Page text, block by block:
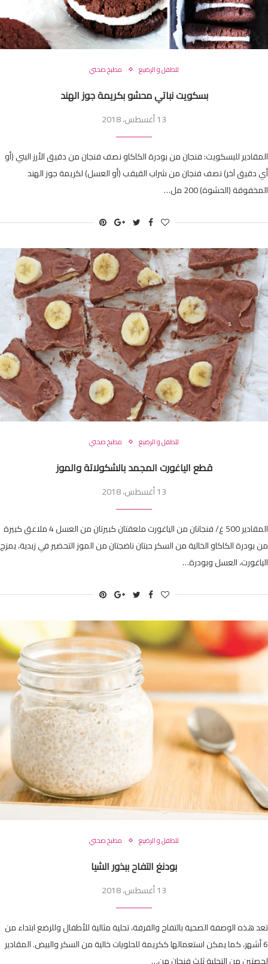
للطفل و الرضيع مطبخ صحتي
بسكويت نباتي محشو بكريمة جوز الهند
13 أغسطس، 2018
المقادير للبسكويت: فنجان من بودرة الكاكاو نصف فنجان من دقيق الأرز البني (أو
أي دقيق آخر) نصف فنجان من شراب القيقب (أو العسل) لكريمة جوز الهند
المخفوقة (الحشوة) 200 مل…
للطفل و الرضيع مطبخ صحتي
قطع الياغورت المجمد بالشكولاتة والموز
13 أغسطس، 2018
المقادير 500 غ/ فنجانان من الياغورت ملعقتان كبيرتان من العسل 4 ملاعق كبيرة
من بودرة الكاكاو الخالية من السكر حبتان ناضجتان من الموز التحضير في زبدية، يمزج
الياغورت، العسل وبودرة…
للطفل و الرضيع مطبخ صحتي
بودنغ التفاح ببذور الشيا
13 أغسطس، 2018
تعد هذه الوصفة الصحية بالتفاح والقرفة، تحلية مثالية للأطفال وللرضع ابتداء من
6 أشهر، كما يمكن استعمالها ككريمة للحلويات خالية من السكر والبيض. المقادير
لحصتين من التحلية ثلث فنجان من…